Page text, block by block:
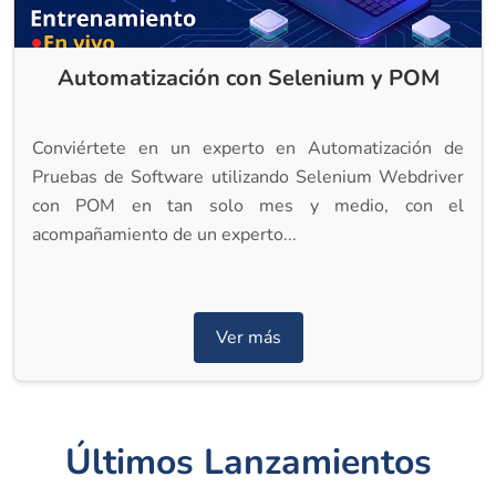
Automatización con Selenium y POM
Conviértete en un experto en Automatización de
Pruebas de Software utilizando Selenium Webdriver
con POM en tan solo mes y medio, con el
acompañamiento de un experto...
Ver más
Últimos Lanzamientos